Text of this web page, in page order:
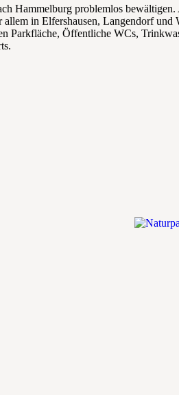
Hammelburg problemlos
in Elfershausen, Langendorf
Parkfläche, Öffentliche WCs,